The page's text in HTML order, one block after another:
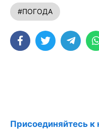
#ПОГОДА
Присоединяйтесь